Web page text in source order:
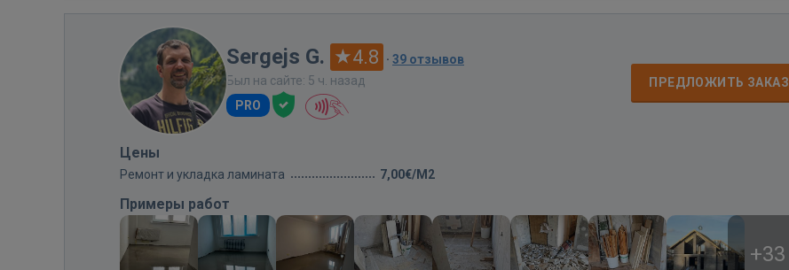
Sergejs G. 4.8 · 39 отзывов
Был на сайте: 5 ч. назад
PRO
ПРЕДЛОЖИТЬ ЗАКАЗ
Цены
Ремонт и укладка ламината 7,00€/M2
Примеры работ
+33